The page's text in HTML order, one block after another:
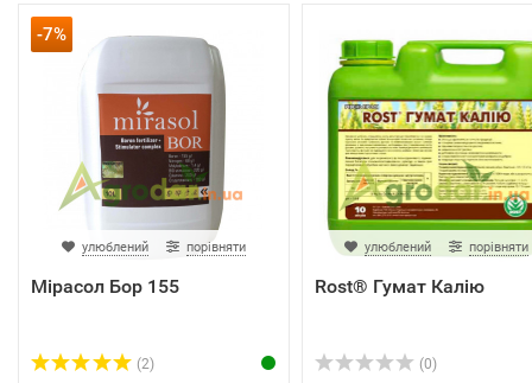
-7%
улюблений порівняти
Мірасол Бор 155
(2)
улюблений порівняти
Rost® Гумат Калію
(0)